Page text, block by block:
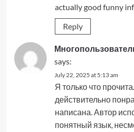
actually good funny
Reply
says:
July 22, 2025 at 5:13 am
Я только что
действительно
написана. Автор
понятный язык,